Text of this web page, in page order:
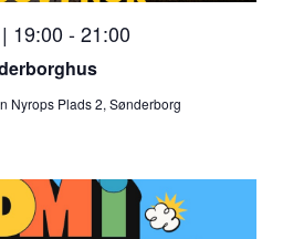
19:00 -21:00
Nyrops Plads 2, Sønderborg